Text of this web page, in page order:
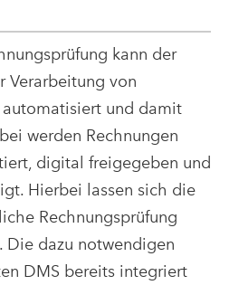
kann der
Verarbeitung von
und damit
werden Rechnungen
digital freigegeben und
Hierbei lassen sich die
Rechnungsprüfung
Die dazu notwendigen
DMS bereits integriert